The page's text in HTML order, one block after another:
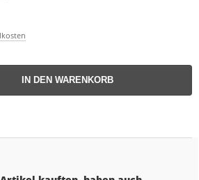
IN DEN WARENKORB